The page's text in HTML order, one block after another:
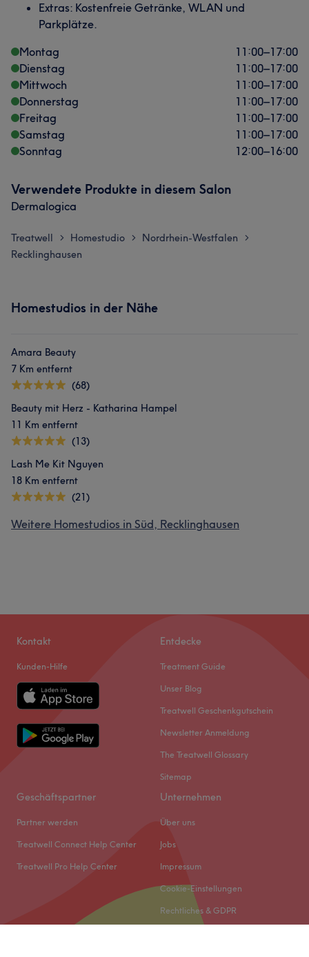
Extras: Kostenfreie Getränke, WLAN und
Parkplätze.
Montag
11:00–17:00
Dienstag
11:00–17:00
Mittwoch
11:00–17:00
Donnerstag
11:00–17:00
Freitag
11:00–17:00
Samstag
11:00–17:00
Sonntag
12:00–16:00
Verwendete Produkte in diesem Salon
Dermalogica
Treatwell > Homestudio > Nordrhein-Westfalen >
Recklinghausen
Homestudios in der Nähe
Amara Beauty
7 Km entfernt
(68)
Beauty mit Herz - Katharina Hampel
11 Km entfernt
(13)
Lash Me Kit Nguyen
18 Km entfernt
(21)
Weitere Homestudios in Süd, Recklinghausen
Kontakt
Kunden-Hilfe
Entdecke
Treatment Guide
Unser Blog
Treatwell Geschenkgutschein
Newsletter Anmeldung
The Treatwell Glossary
Sitemap
Geschäftspartner
Partner werden
Treatwell Connect Help Center
Treatwell Pro Help Center
Unternehmen
Über uns
Jobs
Impressum
Cookie-Einstellungen
Rechtliches & GDPR